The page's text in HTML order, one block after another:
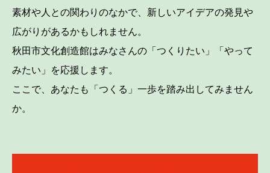
素材や人との関わりのなかで、新しいアイデアの発見や
広がりがあるかもしれません。
秋田市文化創造館はみなさんの「つくりたい」「やって
みたい」を応援します。
ここで、あなたも「つくる」一歩を踏み出してみません
か。